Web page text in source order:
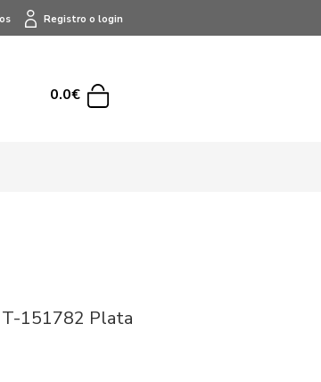
Registro o login
0.0€
151782 Plata